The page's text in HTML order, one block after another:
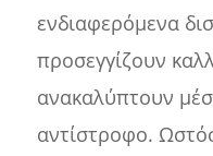
ενδιαφερόμενα
προσεγγίζουν
ανακαλύπτουν
αντίστροφο.